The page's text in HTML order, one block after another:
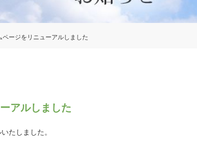
ページをリニューアルしました
アルしました
たしました。